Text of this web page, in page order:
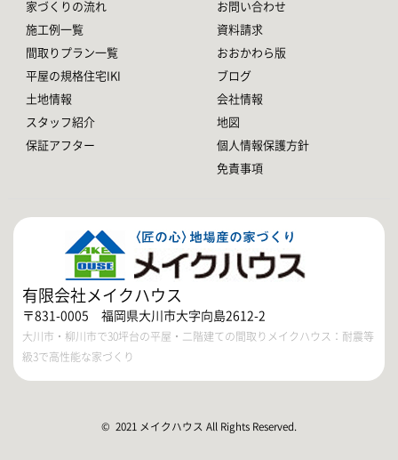
家づくりの流れ
施工例一覧
間取りプラン一覧
平屋の規格住宅IKI
土地情報
スタッフ紹介
保証アフター
お問い合わせ
資料請求
おおかわら版
ブログ
会社情報
地図
個人情報保護方針
免責事項
有限会社メイクハウス
〒831-0005 福岡県大川市大字向島2612-2
大川市・柳川市で30坪台の平屋・二階建ての間取りメイクハウス：耐震等
級3で高性能な家づくり
© 2021 メイクハウス All Rights Reserved.